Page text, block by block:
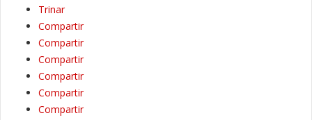
Trinar
Compartir
Compartir
Compartir
Compartir
Compartir
Compartir